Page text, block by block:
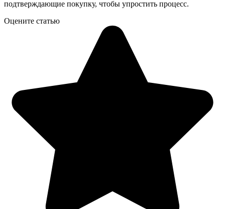
подтверждающие покупку, чтобы упростить процесс.
Оцените статью